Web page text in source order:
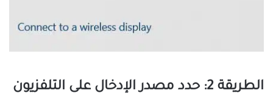
الطريقة 2: حدد مصدر الإدخال على التلفزيون